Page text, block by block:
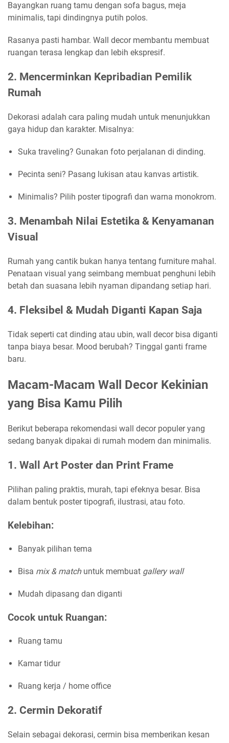
Bayangkan ruang tamu dengan sofa bagus, meja
minimalis, tapi dindingnya putih polos.
Rasanya pasti hambar. Wall decor membantu membuat
ruangan terasa lengkap dan lebih ekspresif.
2. Mencerminkan Kepribadian Pemilik
Rumah
Dekorasi adalah cara paling mudah untuk menunjukkan
gaya hidup dan karakter. Misalnya:
Suka traveling? Gunakan foto perjalanan di dinding.
Pecinta seni? Pasang lukisan atau kanvas artistik.
Minimalis? Pilih poster tipografi dan warna monokrom.
3. Menambah Nilai Estetika & Kenyamanan
Visual
Rumah yang cantik bukan hanya tentang furniture mahal.
Penataan visual yang seimbang membuat penghuni lebih
betah dan suasana lebih nyaman dipandang setiap hari.
4. Fleksibel & Mudah Diganti Kapan Saja
Tidak seperti cat dinding atau ubin, wall decor bisa diganti
tanpa biaya besar. Mood berubah? Tinggal ganti frame
baru.
Macam-Macam Wall Decor Kekinian
yang Bisa Kamu Pilih
Berikut beberapa rekomendasi wall decor populer yang
sedang banyak dipakai di rumah modern dan minimalis.
1. Wall Art Poster dan Print Frame
Pilihan paling praktis, murah, tapi efeknya besar. Bisa
dalam bentuk poster tipografi, ilustrasi, atau foto.
Kelebihan:
Banyak pilihan tema
Bisa mix & matchuntuk membuat gallery wall
Mudah dipasang dan diganti
Cocok untuk Ruangan:
Ruang tamu
Kamar tidur
Ruang kerja / home office
2. Cermin Dekoratif
Selain sebagai dekorasi, cermin bisa memberikan kesan